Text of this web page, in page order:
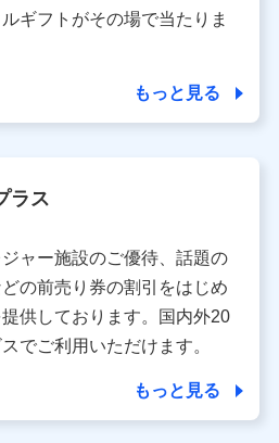
町2-14-10 アーバンネット日
る行動原則を順守します 。
シュボードの「第三者提供の
わらず、共同利用する場合があ
ではないお客さま（2019年12
ントクラブ会員であったこと
に関する、2019年12月10日以
、こちら の利用目的の範囲内
ギフトがその場で当たりま
もっと見る
ラス
ャー施設のご優待、話題の
の前売り券の割引をはじめ
供しております。国内外20
でご利用いただけます。
もっと見る